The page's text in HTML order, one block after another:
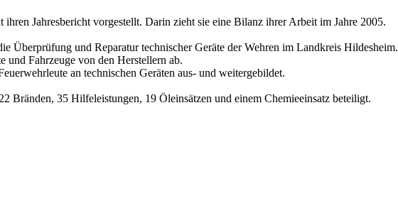
Jahresbericht vorgestellt. Darin zieht sie eine Bilanz ihrer Arbeit im Jahre 2005.
Überprüfung und Reparatur technischer Geräte der Wehren im Landkreis Hildesheim.
und Fahrzeuge von den Herstellern ab.
an technischen Geräten aus- und weitergebildet.
Bränden, 35 Hilfeleistungen, 19 Öleinsätzen und einem Chemieeinsatz beteiligt.